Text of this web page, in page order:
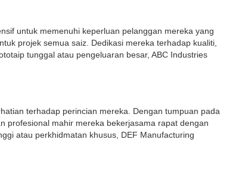
untuk memenuhi keperluan pelanggan mereka yang
projek semua saiz. Dedikasi mereka terhadap kualiti,
tunggal atau pengeluaran besar, ABC Industries
terhadap perincian mereka. Dengan tumpuan pada
profesional mahir mereka bekerjasama rapat dengan
atau perkhidmatan khusus, DEF Manufacturing